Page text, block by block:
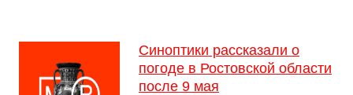
Синоптики рассказали о
погоде в Ростовской области
после 9 мая